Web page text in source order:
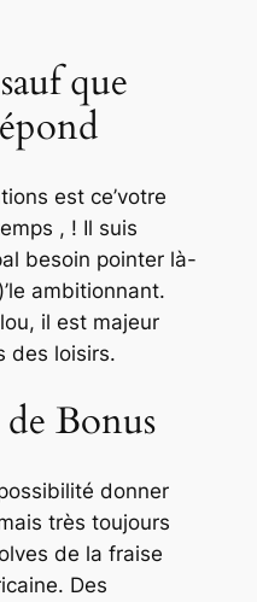
que
est ce’votre
, ! Il suis
besoin pointer là-
ambitionnant.
il est majeur
des loisirs.
Bonus
donner
très toujours
de la fraise
Des